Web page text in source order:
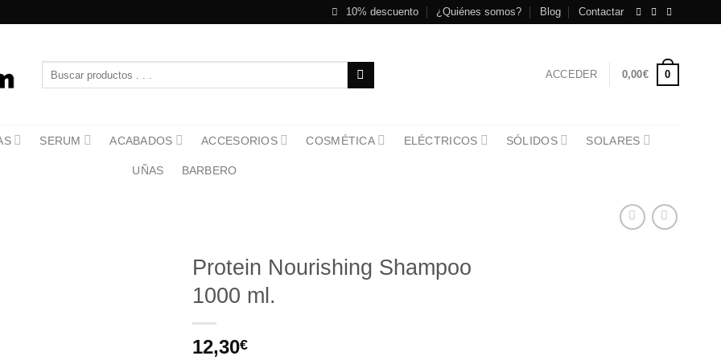
10% descuento ¿Quiénes somos? Blog Contactar
ACCEDER 0,00€ 0
SERUM ACABADOS ACCESORIOS COSMÉTICA ELÉCTRICOS SÓLIDOS SOLARES
UÑAS BARBERO
Protein Nourishing Shampoo
1000 ml.
12,30€